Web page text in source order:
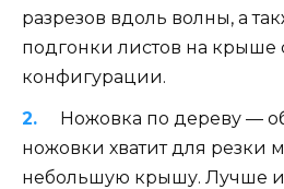
разрезов вдоль волны, а
подгонки листов на крыше
конфигурации.
Ножовка по дереву —
ножовки хватит для резки
небольшую крышу. Лучше